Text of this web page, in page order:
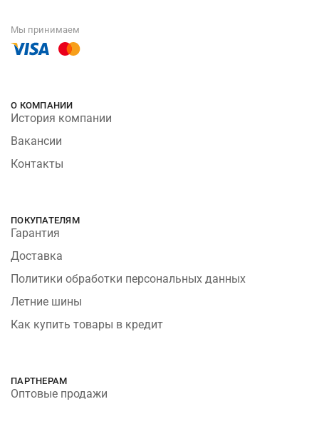
Мы принимаем
О КОМПАНИИ
История компании
Вакансии
Контакты
ПОКУПАТЕЛЯМ
Гарантия
Доставка
Политики обработки персональных данных
Летние шины
Как купить товары в кредит
ПАРТНЕРАМ
Оптовые продажи